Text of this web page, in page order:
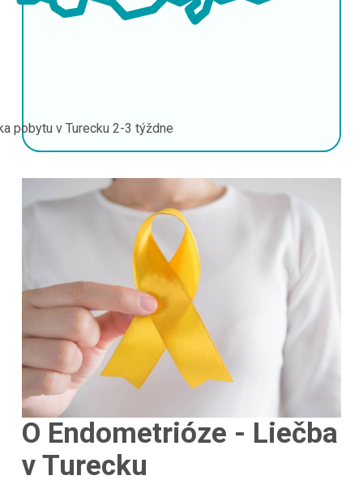
pobytu v Turecku 2-3 týždne
O Endometrióze - Liečba
v Turecku